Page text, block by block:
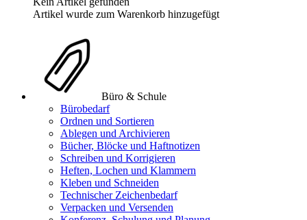
Artikel wurde zum Warenkorb hinzugefügt
Büro & Schule
Bürobedarf
Ordnen und Sortieren
Ablegen und Archivieren
Bücher, Blöcke und Haftnotizen
Schreiben und Korrigieren
Heften, Lochen und Klammern
Kleben und Schneiden
Technischer Zeichenbedarf
Verpacken und Versenden